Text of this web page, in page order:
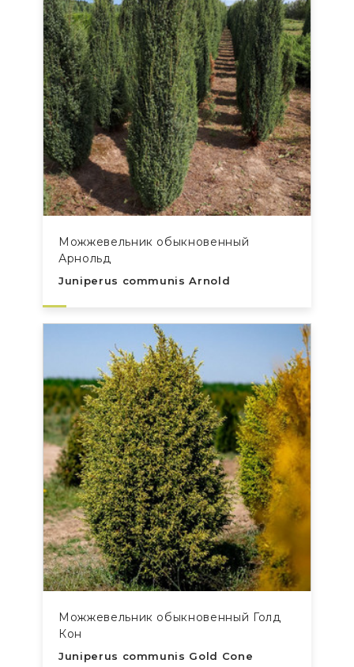
Можжевельник обыкновенный
Арнольд
Juniperus communis Arnold
Можжевельник обыкновенный Голд
Кон
Juniperus communis Gold Cone